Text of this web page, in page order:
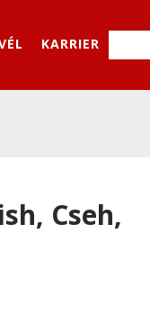
KARRIER
Cseh,